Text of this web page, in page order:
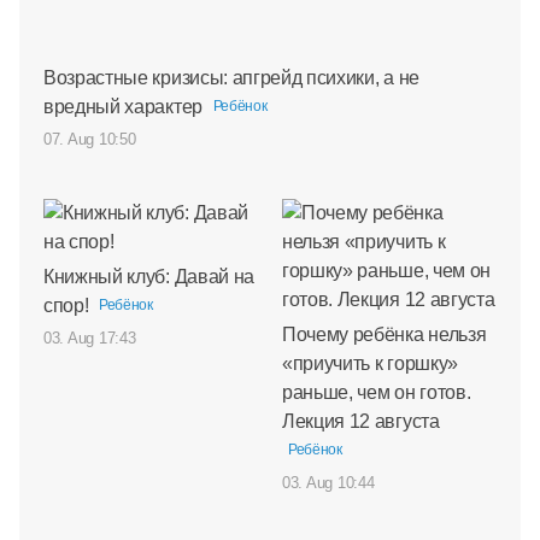
Возрастные кризисы: апгрейд психики, а не
вредный характер
Ребёнок
07. Aug 10:50
Книжный клуб: Давай на
спор!
Ребёнок
03. Aug 17:43
Почему ребёнка нельзя
«приучить к горшку»
раньше, чем он готов.
Лекция 12 августа
Ребёнок
03. Aug 10:44